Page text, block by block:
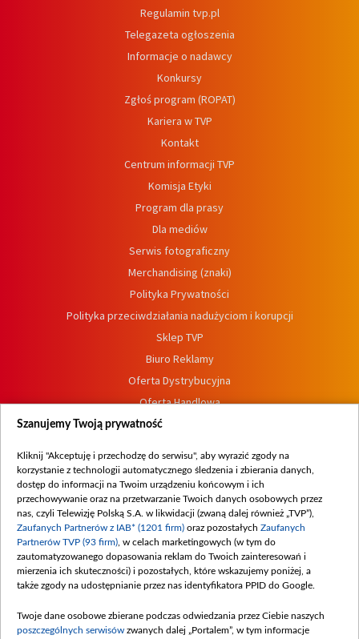
Regulamin tvp.pl
Telegazeta ogłoszenia
Informacje o nadawcy
Konkursy
Zgłoś program (ROPAT)
Kariera w TVP
Kontakt
Centrum informacji TVP
Komisja Etyki
Program dla prasy
Dla mediów
Serwis fotograficzny
Merchandising (znaki)
Polityka Prywatności
Polityka przeciwdziałania nadużyciom i korupcji
Sklep TVP
Biuro Reklamy
Oferta Dystrybucyjna
Oferta Handlowa
Dostępność
Procedura zgłoszeń wewnętrznych
Szanujemy Twoją prywatność
Kliknij "Akceptuję i przechodzę do serwisu", aby wyrazić zgody na
korzystanie z technologii automatycznego śledzenia i zbierania danych,
dostęp do informacji na Twoim urządzeniu końcowym i ich
przechowywanie oraz na przetwarzanie Twoich danych osobowych przez
nas, czyli Telewizję Polską S.A. w likwidacji (zwaną dalej również „TVP”),
Zaufanych Partnerów z IAB* (1201 firm) oraz pozostałych Zaufanych
Partnerów TVP (93 firm) , w celach marketingowych (w tym do
zautomatyzowanego dopasowania reklam do Twoich zainteresowań i
mierzenia ich skuteczności) i pozostałych, które wskazujemy poniżej, a
także zgody na udostępnianie przez nas identyfikatora PPID do Google.
Twoje dane osobowe zbierane podczas odwiedzania przez Ciebie naszych
poszczególnych serwisów zwanych dalej „Portalem”, w tym informacje